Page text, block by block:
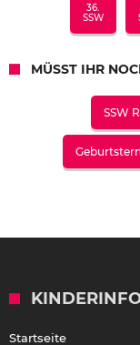
36.
SSW
MÜSST IHR
SSW
Startseite